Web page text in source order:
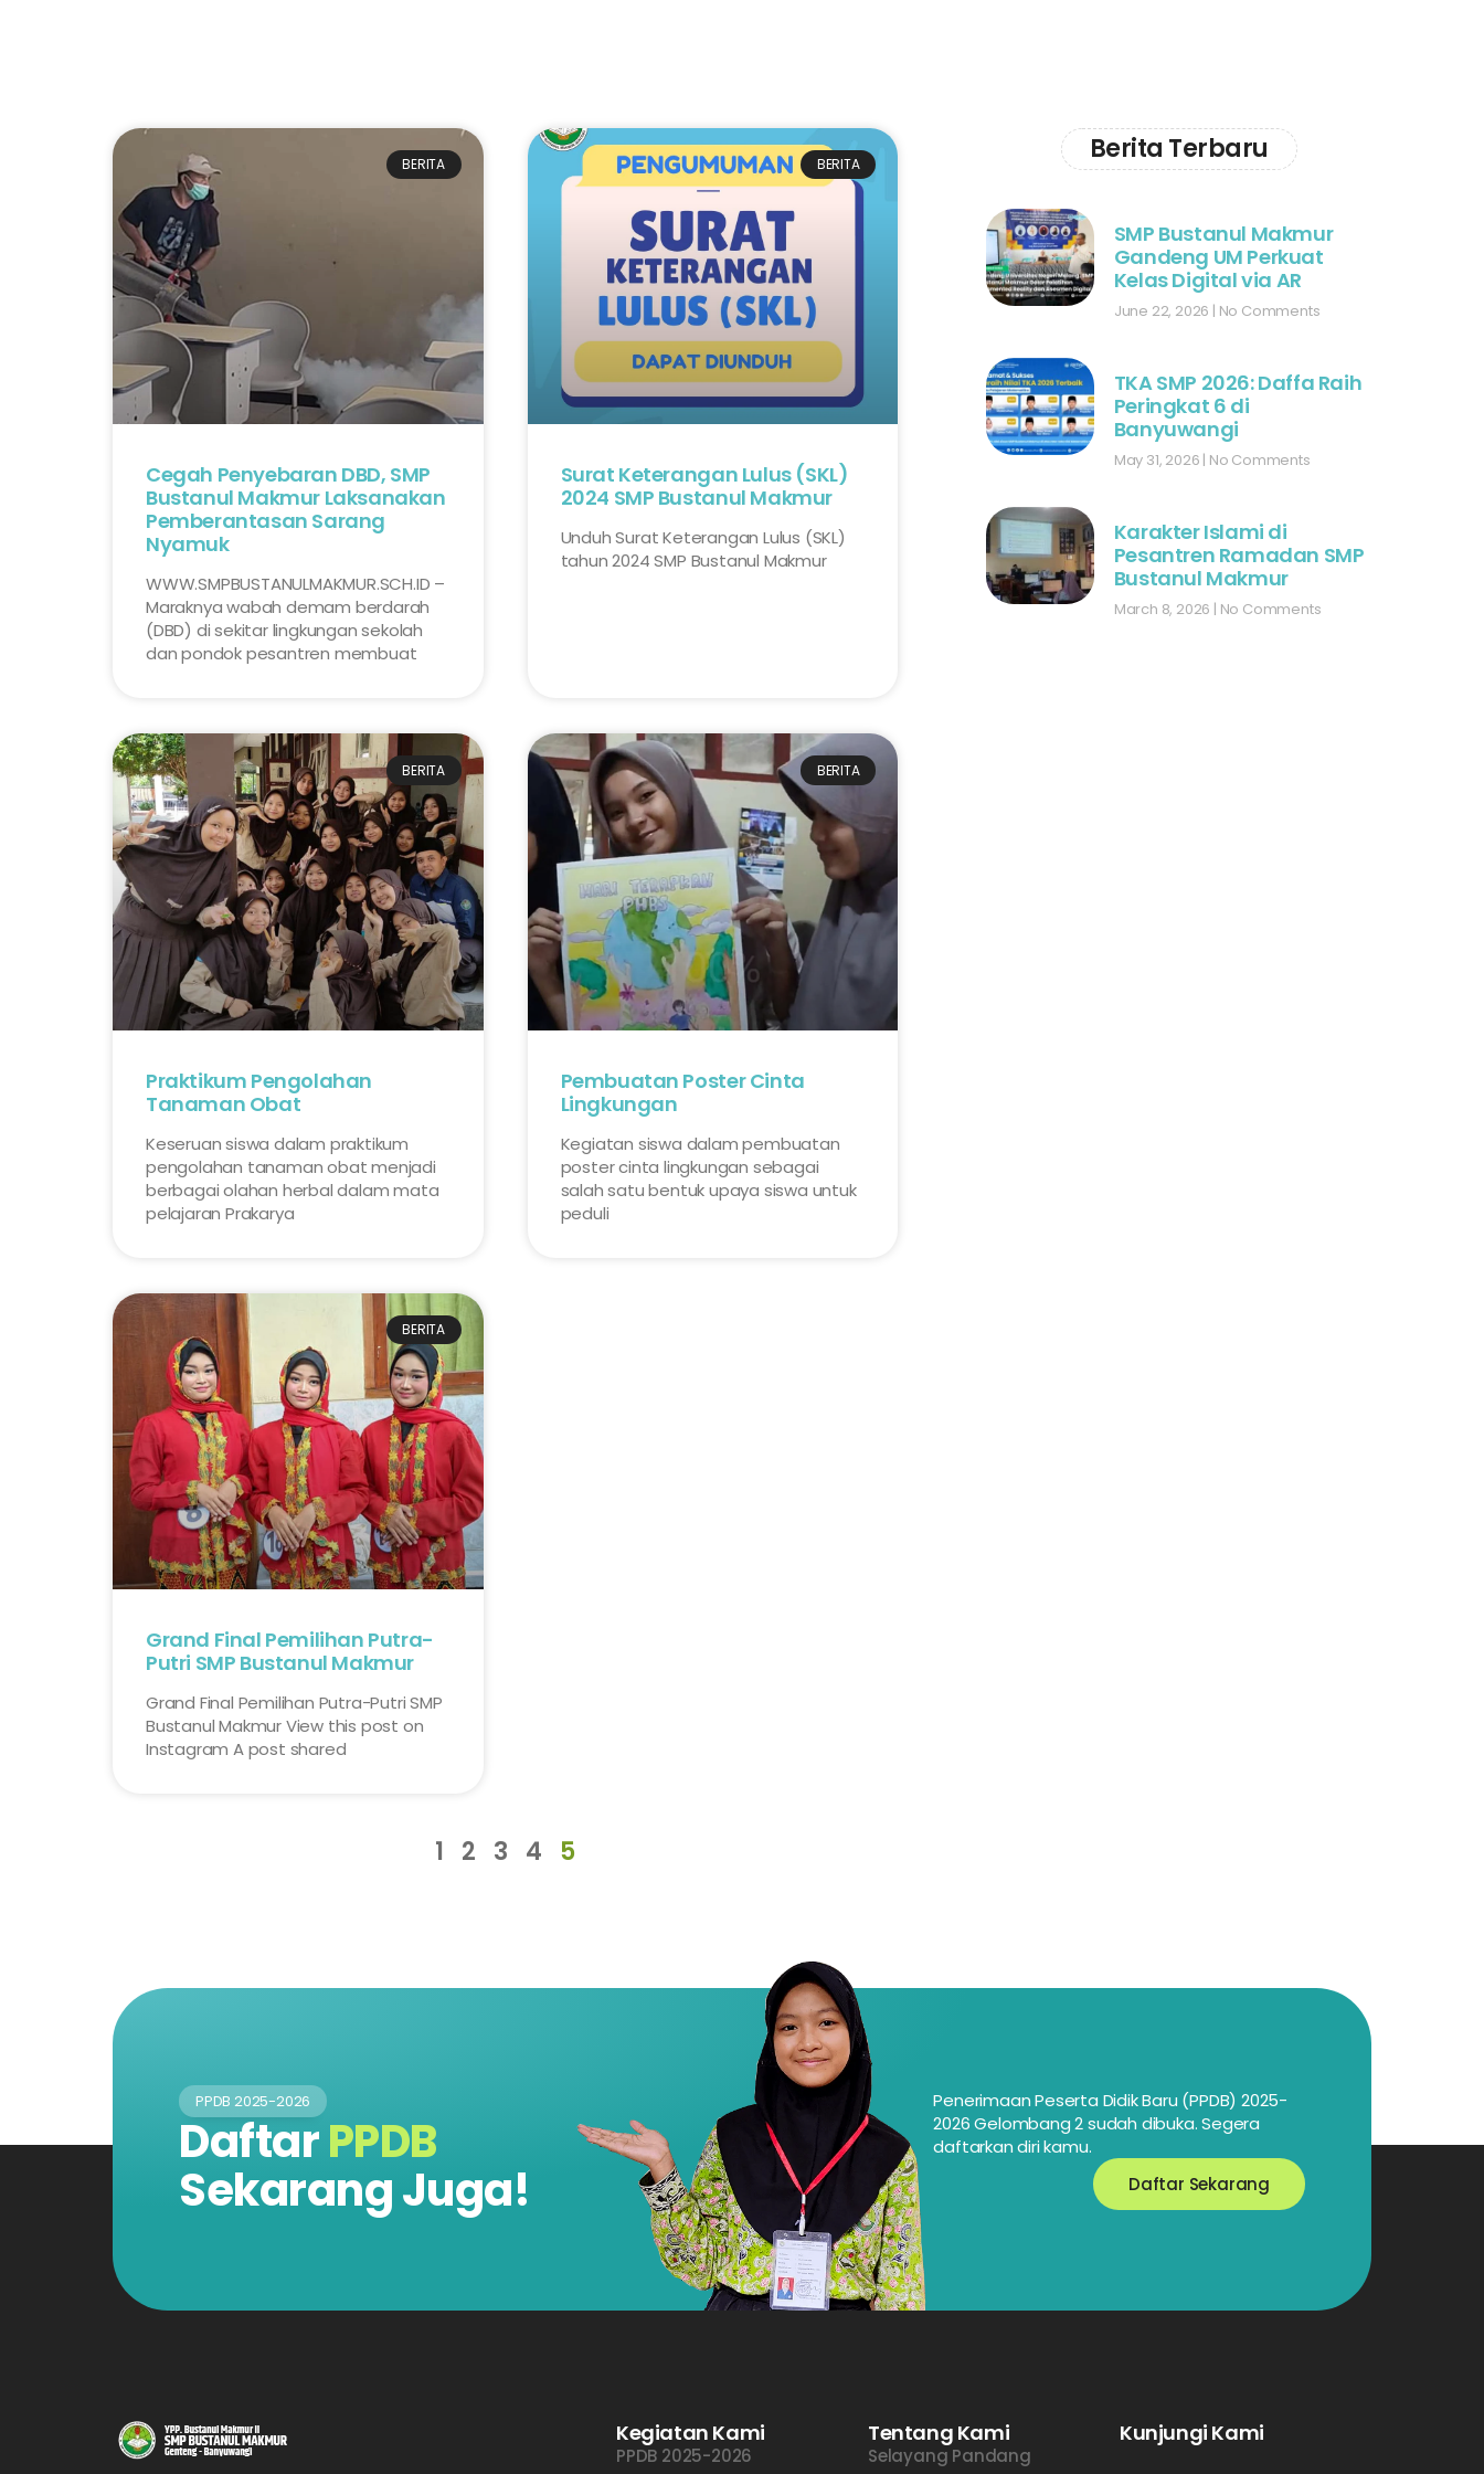
BERITA
Cegah Penyebaran DBD, SMP
Bustanul Makmur Laksanakan
Pemberantasan Sarang
Nyamuk
WWW.SMPBUSTANULMAKMUR.SCH.ID –
Maraknya wabah demam berdarah
(DBD) di sekitar lingkungan sekolah
dan pondok pesantren membuat
BERITA
Surat Keterangan Lulus (SKL)
2024 SMP Bustanul Makmur
Unduh Surat Keterangan Lulus (SKL)
tahun 2024 SMP Bustanul Makmur
BERITA
Praktikum Pengolahan
Tanaman Obat
Keseruan siswa dalam praktikum
pengolahan tanaman obat menjadi
berbagai olahan herbal dalam mata
pelajaran Prakarya
BERITA
Pembuatan Poster Cinta
Lingkungan
Kegiatan siswa dalam pembuatan
poster cinta lingkungan sebagai
salah satu bentuk upaya siswa untuk
peduli
BERITA
Grand Final Pemilihan Putra-
Putri SMP Bustanul Makmur
Grand Final Pemilihan Putra-Putri SMP
Bustanul Makmur View this post on
Instagram A post shared
1 2 3 4 5
Berita Terbaru
SMP Bustanul Makmur
Gandeng UM Perkuat
Kelas Digital via AR
June 22, 2026 No Comments
TKA SMP 2026: Daffa Raih
Peringkat 6 di
Banyuwangi
May 31, 2026 No Comments
Karakter Islami di
Pesantren Ramadan SMP
Bustanul Makmur
March 8, 2026 No Comments
PPDB 2025-2026
DaftarPPDB
Sekarang Juga!
Penerimaan Peserta Didik Baru (PPDB) 2025-
2026 Gelombang 2 sudah dibuka. Segera
daftarkan diri kamu.
Daftar Sekarang
Kegiatan Kami
PPDB 2025-2026
Tentang Kami
Selayang Pandang
Kunjungi Kami